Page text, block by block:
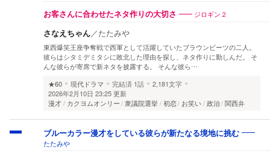
お客さんに合わせたネタ作りの大切さ ジロギン２
さなえちゃん／たたみや
東西爆笑王座争奪戦で西軍として活躍していたブラウンビーツの二人。
彼らはシタミデミタシに敗北した理由を探し、ネタ作りに勤しんだ。 そ
んな彼らが寄席で新ネタを披露する。 そんな彼ら…
★60
現代ドラマ 完結済 1話
2,181文字
2026年2月10日 23:25 更新
漫才
カクヨムオンリー 衆議院選挙 初恋 お笑い 政治 関西弁
ブルーカラー漫才をしている彼らが新たなる境地に挑む
たたみや